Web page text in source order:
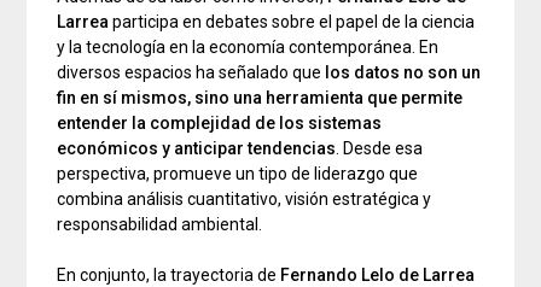
Larreaparticipa en debates sobre el papel de la ciencia
y la tecnología en la economía contemporánea. En
diversos espacios ha señalado que los datos no son un
fin en sí mismos, sino una herramienta que permite
entender la complejidad de los sistemas
económicos y anticipar tendencias. Desde esa
perspectiva, promueve un tipo de liderazgo que
combina análisis cuantitativo, visión estratégica y
responsabilidad ambiental.
En conjunto, la trayectoria de Fernando Lelo de Larrea